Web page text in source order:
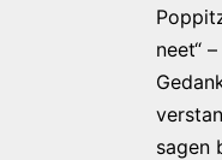
neet“
sagen